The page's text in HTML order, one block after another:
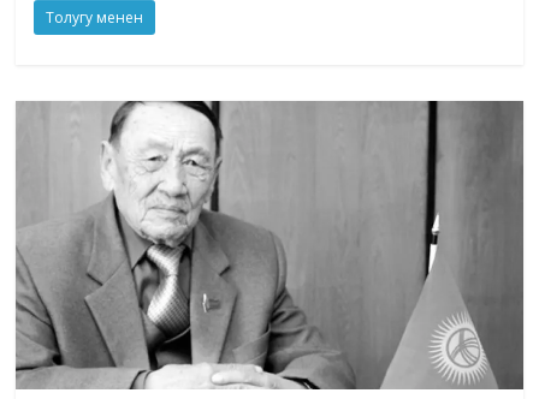
Толугу менен